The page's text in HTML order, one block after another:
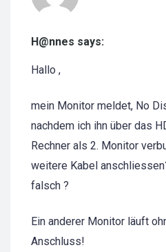
H@nnes says:
Hallo ,
mein Monitor meldet, No
nachdem ich ihn über das
Rechner als 2. Monitor
weitere Kabel
falsch ?
Ein anderer Monitor läuft
Anschluss!